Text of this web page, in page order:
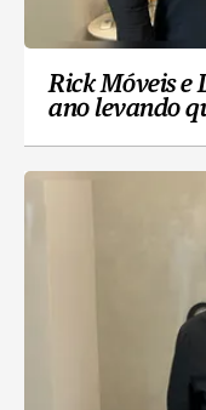
Rick Móveis e
ano levando